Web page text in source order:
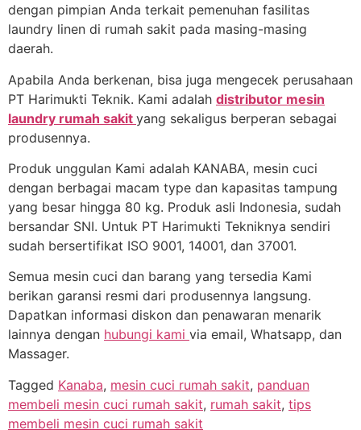
dengan pimpian Anda terkait pemenuhan fasilitas
laundry linen di rumah sakit pada masing-masing
daerah.
Apabila Anda berkenan, bisa juga mengecek perusahaan
PT Harimukti Teknik. Kami adalah distributor mesin
laundry rumah sakit yang sekaligus berperan sebagai
produsennya.
Produk unggulan Kami adalah KANABA, mesin cuci
dengan berbagai macam type dan kapasitas tampung
yang besar hingga 80 kg. Produk asli Indonesia, sudah
bersandar SNI. Untuk PT Harimukti Tekniknya sendiri
sudah bersertifikat ISO 9001, 14001, dan 37001.
Semua mesin cuci dan barang yang tersedia Kami
berikan garansi resmi dari produsennya langsung.
Dapatkan informasi diskon dan penawaran menarik
lainnya dengan hubungi kami via email, Whatsapp, dan
Massager.
Tagged Kanaba, mesin cuci rumah sakit, panduan
membeli mesin cuci rumah sakit, rumah sakit, tips
membeli mesin cuci rumah sakit